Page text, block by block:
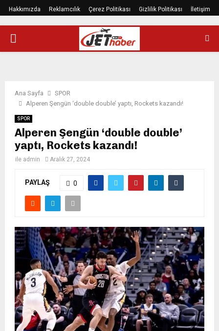
Hakkımızda Reklamcılık Çerez Politikası Gizlilik Politikası İletişim
PRIMARY
Ana Sayfa
SPOR
Alperen Şengün ‘double double’ yaptı, Rockets kazandı!
SPOR
Alperen Şengün ‘double double’
yaptı, Rockets kazandı!
ile admin Aralık 27, 2024
PAYLAŞ 0